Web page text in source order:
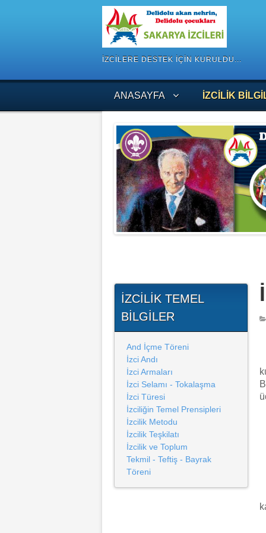
İZCILERE DESTEK IÇIN KURULDU...
ANASAYFA İZCILIK
İZCILIK TEMEL
BILGILER
And İçme Töreni
İzci Andı
İzci Armaları
İzci Selamı - Tokalaşma
İzci Türesi
İzciliğin Temel Prensipleri
İzcilik Metodu
İzcilik Teşkilatı
İzcilik ve Toplum
Tekmil - Teftiş - Bayrak
Töreni